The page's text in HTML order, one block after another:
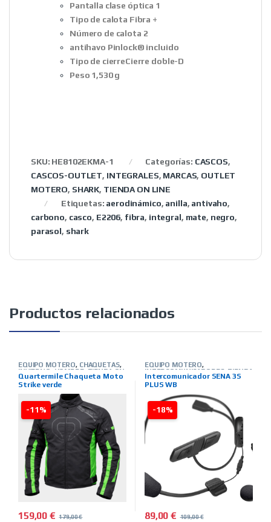
Pantalla clase óptica 1
Tipo de calota Fibra +
Número de calota 2
antihavo Pinlock® incluido
Tipo de cierreCierre doble-D
Peso 1,530 g
SKU: HE8102EKMA-1 Categorías: CASCOS,
CASCOS-OUTLET, INTEGRALES, MARCAS, OUTLET
MOTERO, SHARK, TIENDA ON LINE
Etiquetas: aerodinámico, anilla, antivaho,
carbono, casco, E2206, fibra, integral, mate, negro,
parasol, shark
Productos relacionados
-11%
EQUIPO MOTERO, CHAQUETAS,
INVIERNO
HOMBRE, TIENDA ON
LINE,MARCAS ,QUARTER MILE
Quartermile Chaqueta Moto
Strike verde
159,00€ 179,00€
-18%
EQUIPO MOTERO,
INTERCOMUNICADORES, TIENDA
ON LINE,MARCAS,SENA
Intercomunicador SENA 3S
PLUS WB
89,00€ 109,00€